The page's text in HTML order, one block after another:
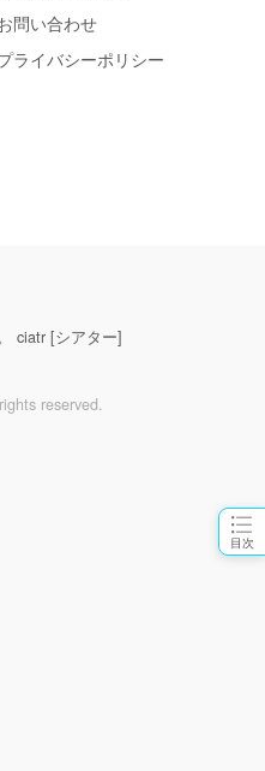
目次
問い合わせ
ライバシーポリシー
ciatr [シアター]
reserved.